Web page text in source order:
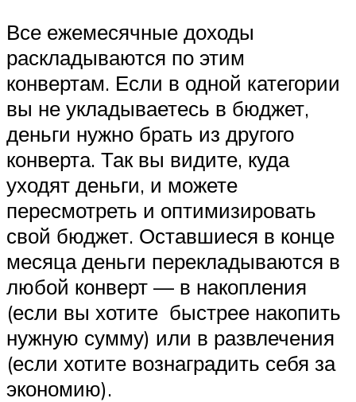
Все ежемесячные доходы
раскладываются по этим
конвертам. Если в одной категории
вы не укладываетесь в бюджет,
деньги нужно брать из другого
конверта. Так вы видите, куда
уходят деньги, и можете
пересмотреть и оптимизировать
свой бюджет. Оставшиеся в конце
месяца деньги перекладываются в
любой конверт — в накопления
(если вы хотите быстрее накопить
нужную сумму) или в развлечения
(если хотите вознаградить себя за
экономию).